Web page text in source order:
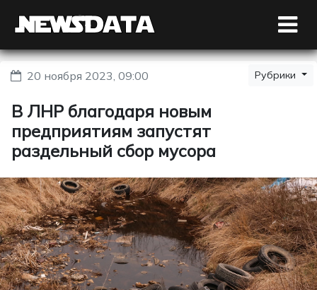
20 ноября 2023, 09:00 Рубрики
В ЛНР благодаря новым
предприятиям запустят
раздельный сбор мусора